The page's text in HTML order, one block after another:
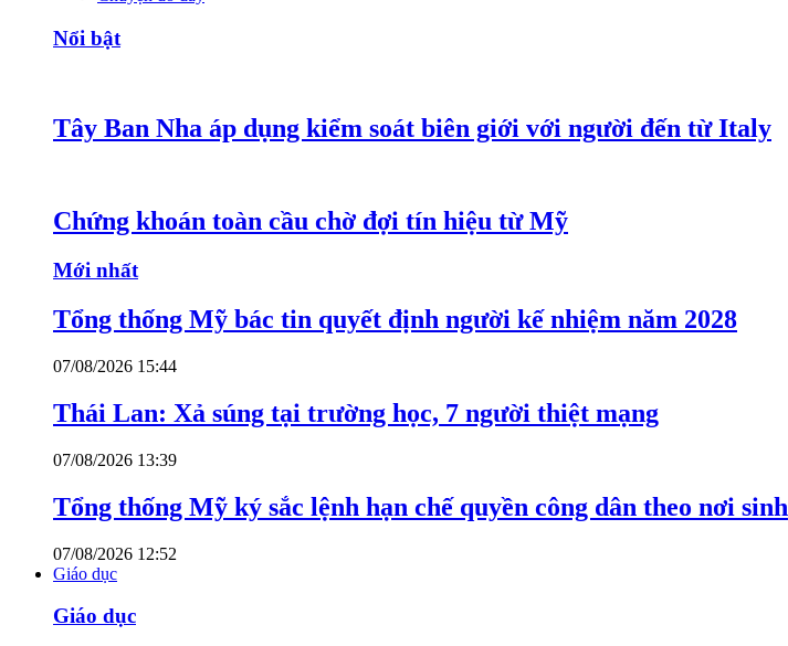
Nổi bật
Tây Ban Nha áp dụng kiểm soát biên giới với người đến từ Italy
Chứng khoán toàn cầu chờ đợi tín hiệu từ Mỹ
Mới nhất
Tổng thống Mỹ bác tin quyết định người kế nhiệm năm 2028
07/08/2026 15:44
Thái Lan: Xả súng tại trường học, 7 người thiệt mạng
07/08/2026 13:39
Tổng thống Mỹ ký sắc lệnh hạn chế quyền công dân theo nơi sinh
07/08/2026 12:52
Giáo dục
Giáo dục